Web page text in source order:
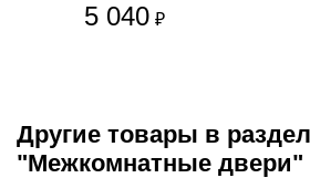
5 040 ₽
Другие товары в
"Межкомнатные двери"